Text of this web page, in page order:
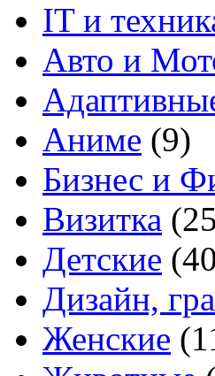
IT и
Авто и
Аниме (9)
Бизнес и
Визитка
Детские
Дизайн,
Женские